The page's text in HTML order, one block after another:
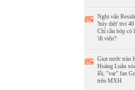
Nghi vấn
'hủy diệt' tivi
Chỉ cần bóp cò
'đi viện'!
Giọt nước tràn
Hoàng Luân
lỗi, "var" fan
trên MXH